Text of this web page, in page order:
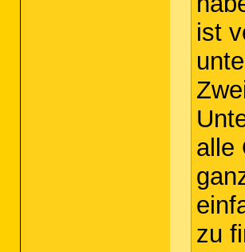
ist
alle
zu